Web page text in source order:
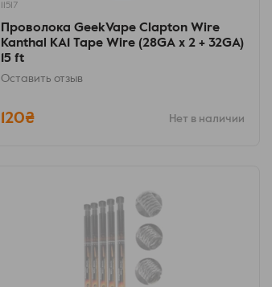
11517
Проволока GeekVape Clapton Wire
Kanthal KA1 Tape Wire (28GA x 2 + 32GA)
15 ft
Оставить отзыв
120₴ Нет в наличии